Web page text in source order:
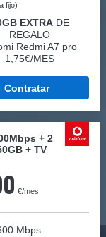
fijo)
EXTRADE
REGALO
Redmi A7 pro
1,75€/MES
Contratar
+ 2
+ TV
€/mes
Mbps